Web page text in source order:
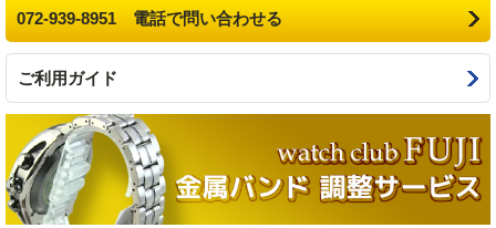
072-939-8951 電話で問い合わせる
ご利用ガイド